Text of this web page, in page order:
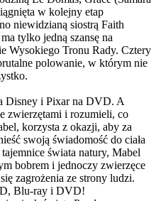
w kolejny etap
niewidzianą siostrą Faith
tylko jedną szansę na
Wysokiego Tronu Rady. Cztery
polowanie, w którym nie
Disney i Pixar na DVD. A
zwierzętami i rozumieli, co
korzysta z okazji, aby za
swoją świadomość do ciała
świata natury, Mabel
bobrem i jednoczy zwierzęce
zagrożenia ze strony ludzi.
Blu-ray i DVD!